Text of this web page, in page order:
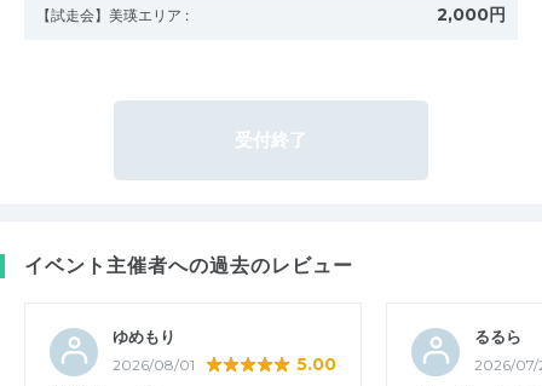
【試走会】美瑛エリア : 2,000円
受付終了
イベント主催者への過去のレビュー
ゆめもり
2026/08/01 5.00
るるら
2026/07/